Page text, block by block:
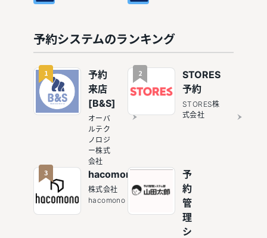
予約システムのランキング
1
予約
来店
[B&S]
オーバ
ルテク
ノロジ
ー株式
会社
2
STORES
予約
STORES株
式会社
3 hacomono
株式会社
hacomono
予
約
管
理
シ